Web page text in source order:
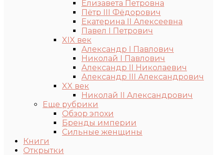
Елизавета Петровна
Пётр III Фёдорович
Екатерина II Алексеевна
Павел I Петрович
XIX век
Александр I Павлович
Николай I Павлович
Александр II Николаевич
Александр III Александрович
XX век
Николай II Александрович
Еще рубрики
Обзор эпохи
Бренды империи
Сильные женщины
Книги
Открытки